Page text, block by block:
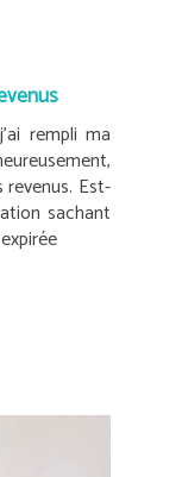
rempli ma
Est-
sachant